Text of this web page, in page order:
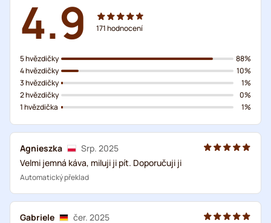
4.9 171hodnocení
5 hvězdičky
4 hvězdičky
3 hvězdičky
2 hvězdičky
1 hvězdička
88%
10%
1%
0%
1%
Agnieszka
Srp. 2025
Velmi jemná káva, miluji ji pít. Doporučuji ji
Automatický překlad
Gabriele
čer. 2025